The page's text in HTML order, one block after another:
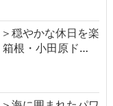
穏やかな休日を楽
根・小田原ド…